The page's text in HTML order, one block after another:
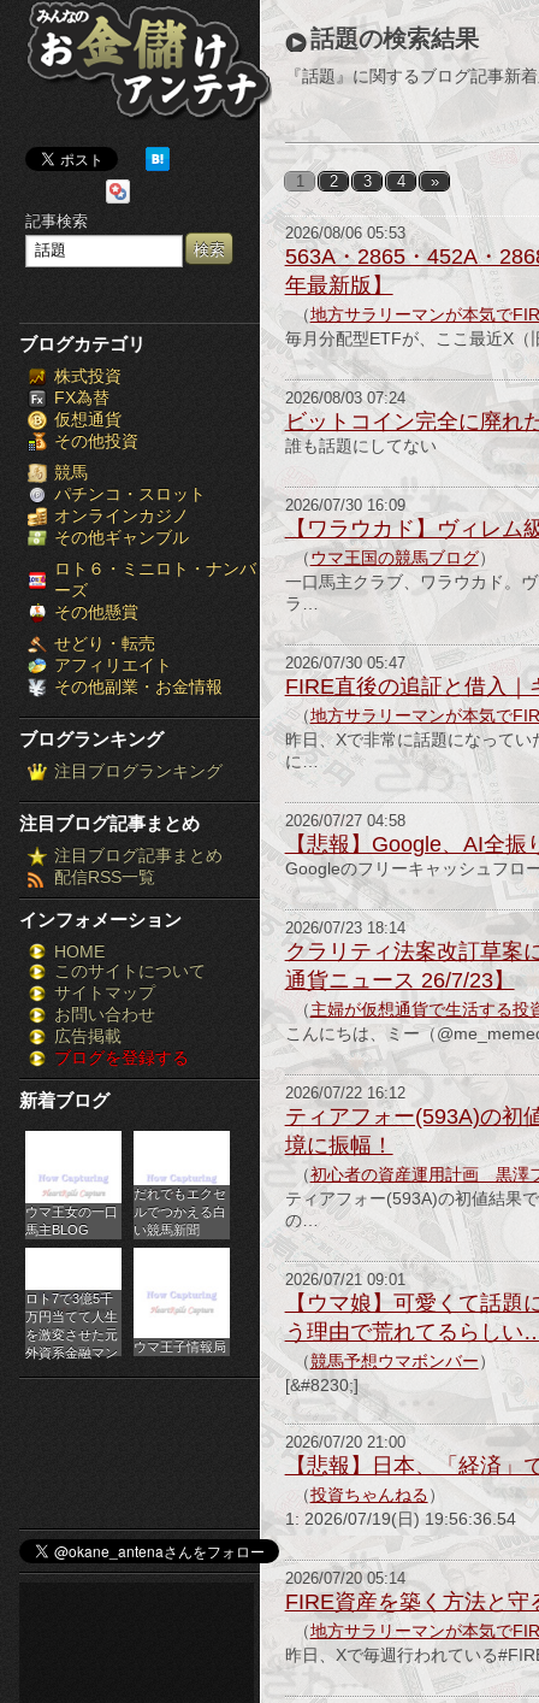
み
ん
な
の
お
金
儲
け
ア
ン
テ
ナ
［ブ
ロ
グ
ラ
ン
キ
ン
グ］-
株
FX
競
馬
パ
チ
ス
ロ
オ
ン
ラ
イ
ン
カ
ジ
ノ
etc-
記事検索
ブログカテゴリ
株式投資
FX為替
仮想通貨
その他投資
競馬
パチンコ・スロット
オンラインカジノ
その他ギャンブル
ロト６・ミニロト・ナンバ
ーズ
その他懸賞
せどり・転売
アフィリエイト
その他副業・お金情報
ブログランキング
注目ブログランキング
注目ブログ記事まとめ
注目ブログ記事まとめ
配信RSS一覧
インフォメーション
HOME
このサイトについて
サイトマップ
お問い合わせ
広告掲載
ブログを登録する
新着ブログ
ウマ王女の一口
馬主BLOG
だれでもエクセ
ルでつかえる白
い競馬新聞
ロト7で3億5千
万円当てて人生
を激変させた元
外資系金融マン
ウマ王子情報局
話題の検索結果
『話題』に関するブログ記事新
1 2 3 4 »
2026/08/06 05:53
563A・2865・452A・
年最新版】
（地方サラリーマンが本気で
毎月分配型ETFが、ここ最近X
2026/08/03 07:24
ビットコイン完全に廃れ
誰も話題にしてない
2026/07/30 16:09
【ワラウカド】ヴィレム
（ウマ王国の競馬ブログ）
一口馬主クラブ、ワラウカド。
ラ…
2026/07/30 05:47
FIRE直後の追証と借入
（地方サラリーマンが本気で
昨日、Xで非常に話題になって
に…
2026/07/27 04:58
【悲報】Google、AI全振
Googleのフリーキャッシュフロ
2026/07/23 18:14
クラリティ法案改訂草案
通貨ニュース 26/7/23】
（主婦が仮想通貨で生活する投
こんにちは、ミー（
2026/07/22 16:12
ティアフォー(593A)の初
境に振幅！
（初心者の資産運用計画 黒澤
ティアフォー(593A)の初値結果
の…
2026/07/21 09:01
【ウマ娘】可愛くて話
う理由で荒れてるらしい
（競馬予想ウマボンバー）
[&#8230;]
2026/07/20 21:00
【悲報】日本、「経済」
（投資ちゃんねる）
1: 2026/07/19(日) 19:56:36.54
2026/07/20 05:14
FIRE資産を築く方法と
（地方サラリーマンが本気で
昨日、Xで毎週行われている